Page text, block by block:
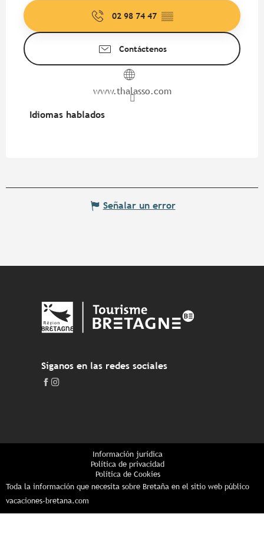
02 98 74 47 ▒▒
Contáctenos
www.thalasso.com
Idiomas hablados
Idiomas hablados
Señalar un error
Síganos en las redes sociales
Información jurídica
Política de privacidad
Política de Cookies
Toda la información que necesita sobre Bretaña en el sitio web público
vacaciones-bretana.com